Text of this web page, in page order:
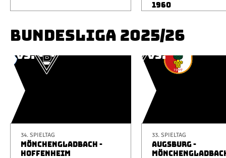
1960
BUNDESLIGA 2025/26
34. SPIELTAG
MÖNCHENGLADBACH -
HOFFENHEIM
33. SPIELTAG
AUGSBURG -